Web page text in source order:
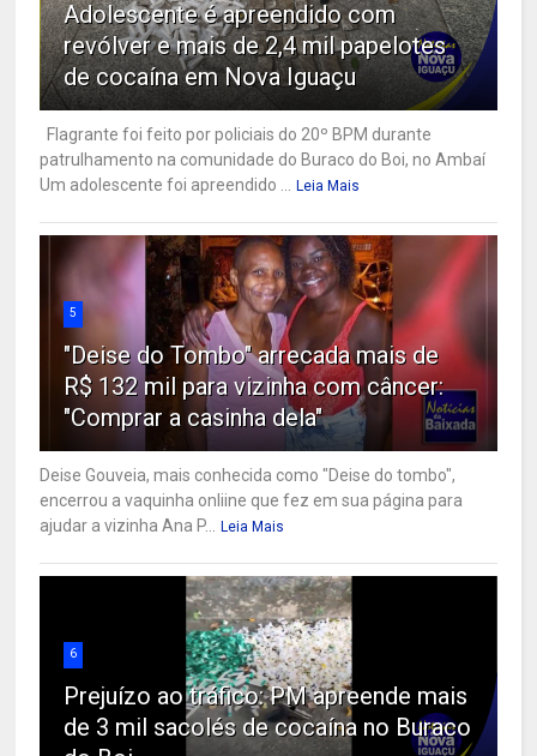
Adolescente é apreendido com
revólver e mais de 2,4 mil papelotes
de cocaína em Nova Iguaçu
Flagrante foi feito por policiais do 20º BPM durante
patrulhamento na comunidade do Buraco do Boi, no Ambaí
Um adolescente foi apreendido ... Leia Mais
5
"Deise do Tombo" arrecada mais de
R$ 132 mil para vizinha com câncer:
"Comprar a casinha dela"
Deise Gouveia, mais conhecida como "Deise do tombo",
encerrou a vaquinha onliine que fez em sua página para
ajudar a vizinha Ana P... Leia Mais
6
Prejuízo ao tráfico: PM apreende mais
de 3 mil sacolés de cocaína no Buraco